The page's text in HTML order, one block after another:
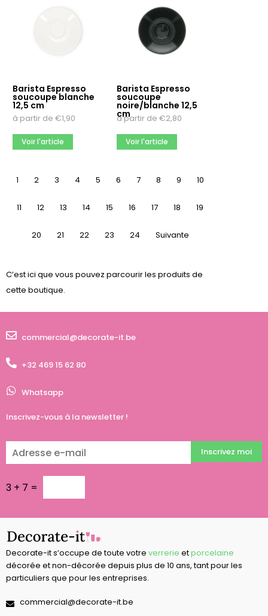
Barista Espresso
soucoupe blanche
12,5 cm
à partir de €1,90
Voir l'article
Barista Espresso
soucoupe
noire/blanche 12,5
cm
à partir de€2,80
Voir l'article
1 2 3 4 5 6 7 8 9 10
11 12 13 14 15 16 17 18 19
20 21 22 23 24 Suivante
C’est ici que vous pouvez parcourir les produits de
cette boutique.
commercial@decorate-it.be
+32 469 15 62 80
Whatsapp
Inscrivez-vous à la newsletter !
3 + 7 =
Inscrivez moi
Decorate-it s’occupe de toute votre verrerie etporcelaine
décorée et non-décorée depuis plus de 10 ans, tant pour les
particuliers que pour les entreprises.
commercial@decorate-it.be